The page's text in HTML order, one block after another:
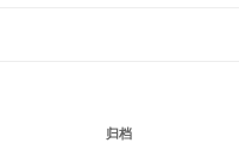
归档